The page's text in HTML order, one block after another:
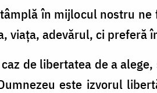
în mijlocul nostru
viața, adevărul, ci preferă
de libertatea de a
este izvorul